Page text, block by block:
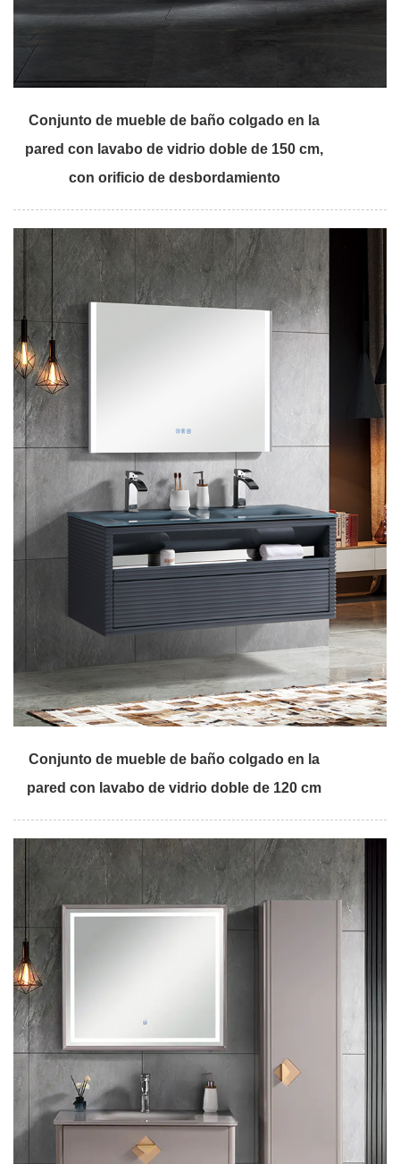
Conjunto de mueble de baño colgado en la
pared con lavabo de vidrio doble de 150 cm,
con orificio de desbordamiento
Conjunto de mueble de baño colgado en la
pared con lavabo de vidrio doble de 120 cm